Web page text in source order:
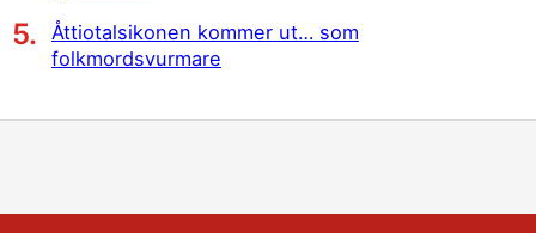
Åttiotalsikonen kommer ut… som
folkmordsvurmare